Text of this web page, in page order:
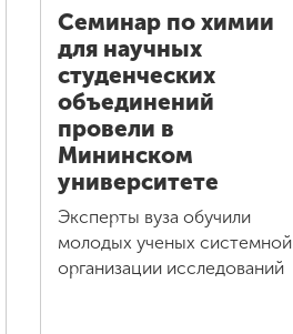
Семинар по химии
для научных
студенческих
объединений
провели в
Мининском
университете
Эксперты вуза обучили
молодых ученых системной
организации исследований